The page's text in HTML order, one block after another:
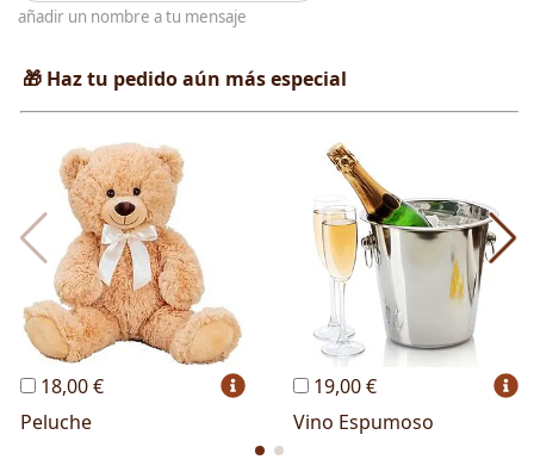
añadir un nombre a tu mensaje
🎁 Haz tu pedido aún más especial
18,00 €
Peluche
19,00 €
Vino Espumoso